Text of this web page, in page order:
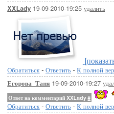
XXLady 19-09-2010-19:25 удалить
Обратиться - Ответить - К полной
Егорова_Таня 19-09-2010-19:27
Ответ на комментарий XXLady #
Обратиться - Ответить - К полной